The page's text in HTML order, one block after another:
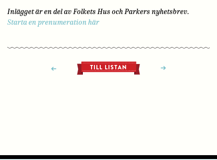
Inlägget är en del av Folkets Hus och Parkers nyhetsbrev.
Starta en prenumeration här
TILL LISTAN